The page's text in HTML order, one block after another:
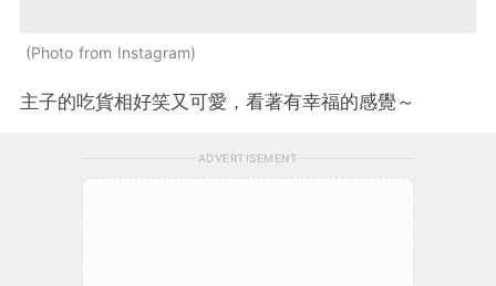
Photo from Instagram
主子的吃貨相好笑又可愛，看著有幸福的感覺～
ADVERTISEMENT